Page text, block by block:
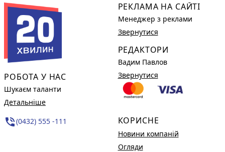
РОБОТА У НАС
Шукаєм таланти
Детальніше
phone_in_talk(0432) 555 -111
РЕКЛАМА НА САЙТІ
Менеджер з реклами
Звернутися
РЕДАКТОРИ
Вадим Павлов
Звернутися
КОРИСНЕ
Новини компаній
Огляди